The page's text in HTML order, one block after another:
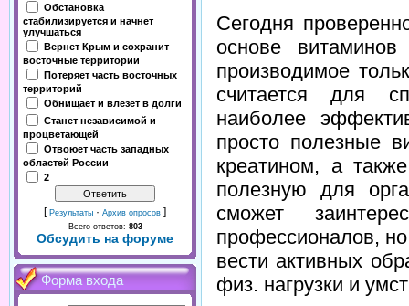
Обстановка
стабилизируется и начнет
улучшаться
Вернет Крым и сохранит
восточные территории
Потеряет часть восточных
территорий
Обнищает и влезет в долги
Станет независимой и
процветающей
Отвоюет часть западных
областей России
2
[ Результаты · Архив опросов ]
Всего ответов: 803
Обсудить на форуме
Форма входа
Сегодня
основе
производимое
считается для
наиболее
просто полезные
креатином, а
полезную для
сможет
профессионалов,
вести активных
физ. нагрузки и